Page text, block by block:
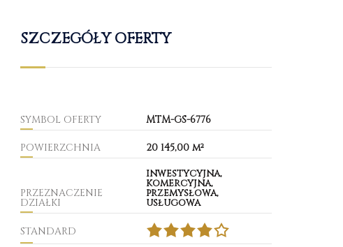
SZCZEGÓŁY OFERTY
SYMBOL OFERTY MTM-GS-6776
POWIERZCHNIA 20 145,00 m²
PRZEZNACZENIE
DZIAŁKI
inwestycyjna,
komercyjna,
przemysłowa,
usługowa
STANDARD